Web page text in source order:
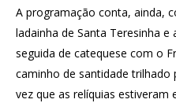
A programação conta, ainda,
ladainha de Santa Teresinha
seguida de catequese com o
caminho de santidade trilhado
vez que as relíquias estiveram